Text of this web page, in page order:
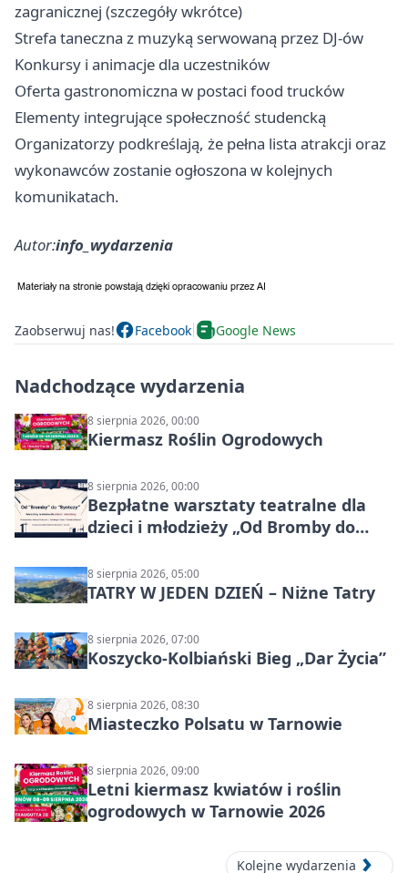
zagranicznej (szczegóły wkrótce)
Strefa taneczna z muzyką serwowaną przez DJ-ów
Konkursy i animacje dla uczestników
Oferta gastronomiczna w postaci food trucków
Elementy integrujące społeczność studencką
Organizatorzy podkreślają, że pełna lista atrakcji oraz
wykonawców zostanie ogłoszona w kolejnych
komunikatach.
Autor:info_wydarzenia
Zaobserwuj nas! Facebook Google News
Nadchodzące wydarzenia
8 sierpnia 2026, 00:00
Kiermasz Roślin Ogrodowych
8 sierpnia 2026, 00:00
Bezpłatne warsztaty teatralne dla
dzieci i młodzieży „Od Bromby do
8 sierpnia 2026, 05:00
TATRY W JEDEN DZIEŃ – Niżne Tatry
8 sierpnia 2026, 07:00
Koszycko-Kolbiański Bieg „Dar Życia”
8 sierpnia 2026, 08:30
Miasteczko Polsatu w Tarnowie
8 sierpnia 2026, 09:00
Letni kiermasz kwiatów i roślin
ogrodowych w Tarnowie 2026
Kolejne wydarzenia